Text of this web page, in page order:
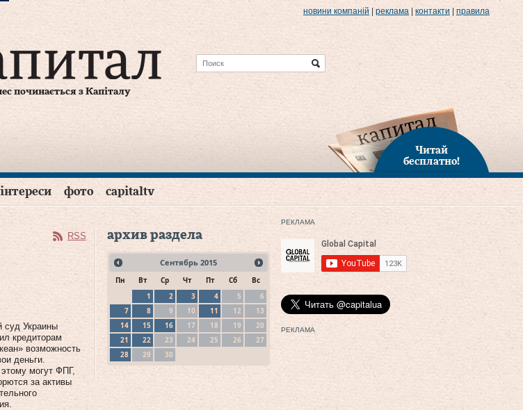
новини компаній реклама контакти правила
починається з Капіталу
Читай
бесплатно!
інтереси фото capitaltv
RSS
суд Украины
кредиторам
возможность
деньги.
могут ФПГ,
за активы
архив раздела
Сентябрь 2015
Пн Вт Ср Чт Пт Сб
Вс
1
2 3 4 5
6
7
8 9 10 11 12
13
14
15 16 17 18 19
20
21
22 23 24 25 26
27
28
29 30
РЕКЛАМА
РЕКЛАМА